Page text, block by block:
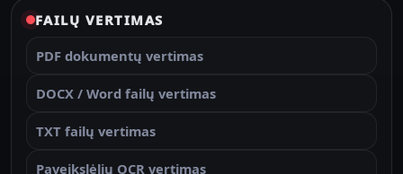
FAILŲ VERTIMAS
PDF dokumentų vertimas
DOCX / Word failų vertimas
TXT failų vertimas
Paveikslėlių OCR vertimas